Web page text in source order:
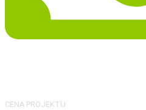
CENA PROJEKTU